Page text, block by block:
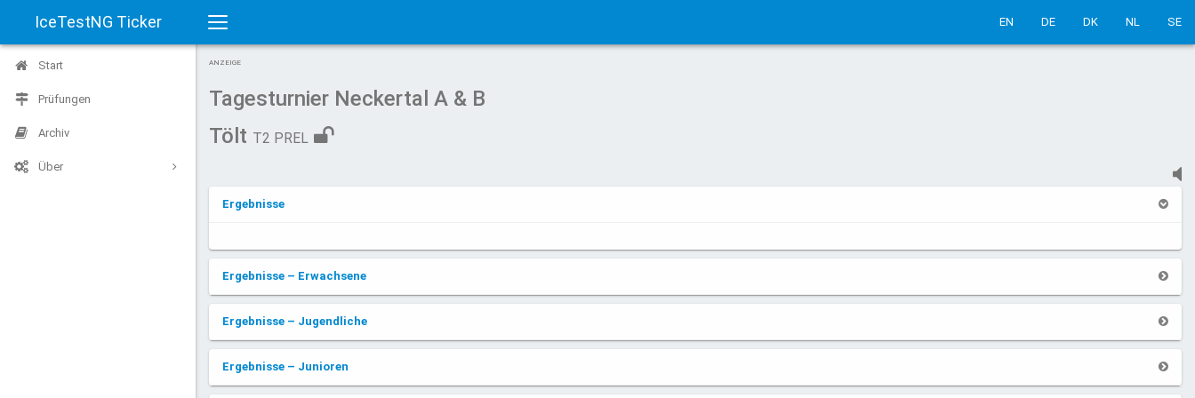
IceTestNG Ticker
Toggle
navigation
EN DE DK NL SE
Start
Prüfungen
Archiv
Über
ANZEIGE
Tagesturnier Neckertal A & B
Tölt T2 PREL
Ergebnisse
Ergebnisse – Erwachsene
Ergebnisse – Jugendliche
Ergebnisse – Junioren